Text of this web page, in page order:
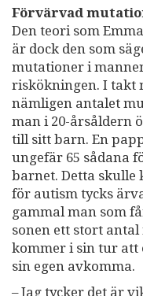
Förvärvad
Den teori som
är dock den som
mutationer i
riskökningen. I takt
nämligen antalet
man i 20-årsåldern
till sitt barn. En
ungefär 65 sådana
barnet. Detta
för autism tycks
gammal man som
sonen ett stort
kommer i sin tur att
sin egen avkomma.
– Jag tycker det är